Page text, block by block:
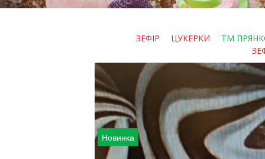
ЗЕФІР ЦУКЕРКИ
ТМ
Новинка